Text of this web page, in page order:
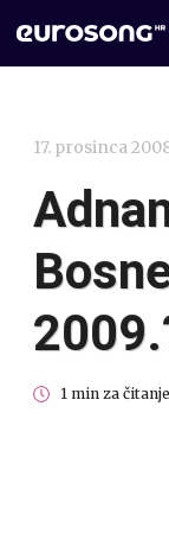
17. prosinca
1 min za čitanje